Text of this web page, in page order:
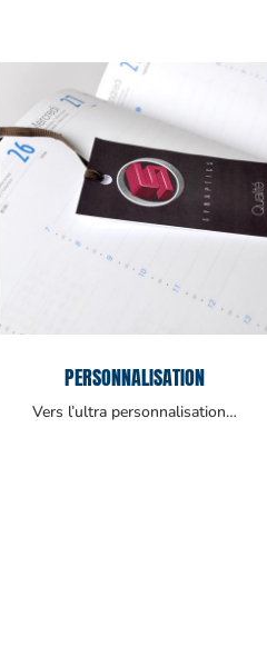
PERSONNALISATION
Vers l’ultra personnalisation…